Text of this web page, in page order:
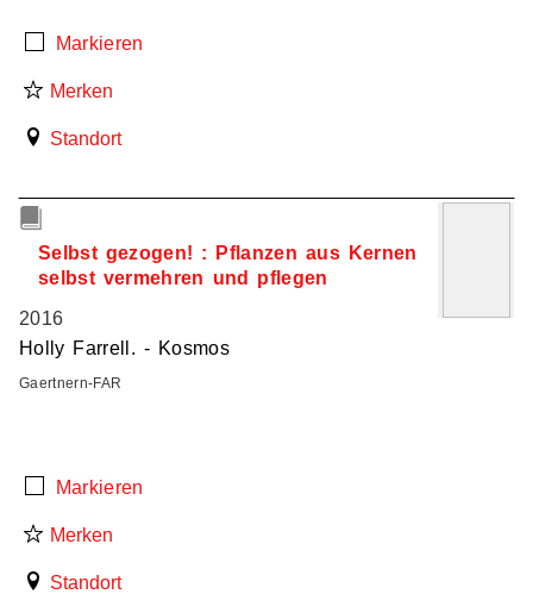
Markieren
Merken
Standort
7
Selbst gezogen! : Pflanzen aus Kernen
selbst vermehren und pflegen
2016
Holly Farrell. - Kosmos
Gaertnern-FAR
Markieren
Merken
Standort